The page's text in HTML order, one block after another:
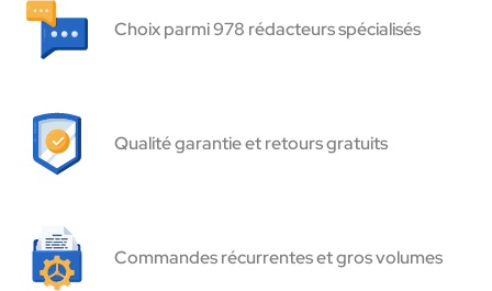
Choix parmi 978 rédacteurs spécialisés
Qualité garantie et retours gratuits
Commandes récurrentes et gros volumes